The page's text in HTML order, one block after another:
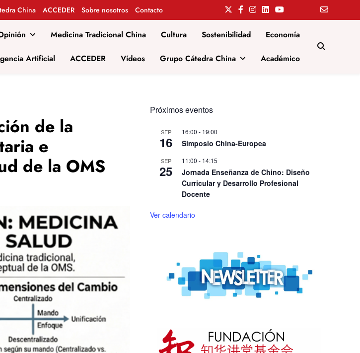
China ACCEDER Sobre nosotros Contacto
Medicina Tradicional China Cultura Sostenibilidad Economía
Artificial ACCEDER Vídeos Grupo Cátedra China Académico
de la
e
de la OMS
Próximos eventos
SEP
16
16:00 - 19:00
Simposio China-Europea
SEP
25
11:00 - 14:15
Jornada Enseñanza de Chino: Diseño
Curricular y Desarrollo Profesional
Docente
Ver calendario